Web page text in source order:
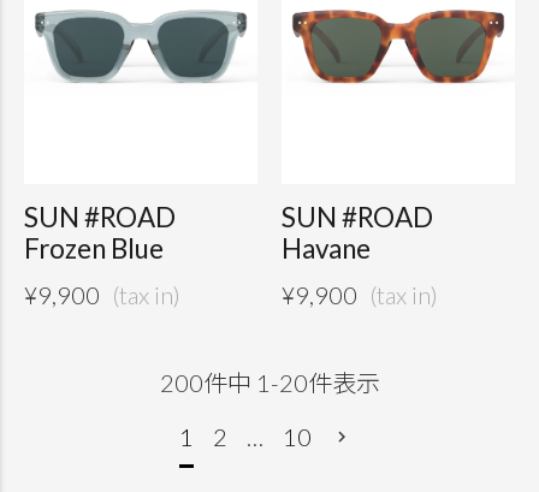
SUN #ROAD
Frozen Blue
¥9,900
SUN #ROAD
Havane
¥9,900
200件中 1 -20件表示
1
2 … 10